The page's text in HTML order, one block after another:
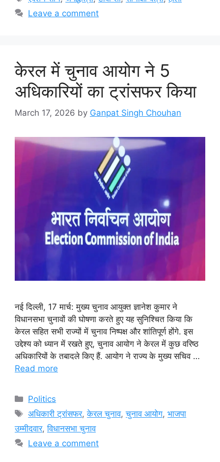
Leave a comment
केरल में चुनाव आयोग ने 5
अधिकारियों का ट्रांसफर किया
March 17, 2026 by Ganpat Singh Chouhan
नई दिल्ली, 17 मार्च: मुख्य चुनाव आयुक्त ज्ञानेश कुमार ने
विधानसभा चुनावों की घोषणा करते हुए यह सुनिश्चित किया कि
केरल सहित सभी राज्यों में चुनाव निष्पक्ष और शांतिपूर्ण होंगे. इस
उद्देश्य को ध्यान में रखते हुए, चुनाव आयोग ने केरल में कुछ वरिष्ठ
अधिकारियों के तबादले किए हैं. आयोग ने राज्य के मुख्य सचिव …
Read more
Categories
Politics
Tags
अधिकारी ट्रांसफर,केरल चुनाव,चुनाव आयोग,भाजपा
उम्मीदवार,विधानसभा चुनाव
Leave a comment